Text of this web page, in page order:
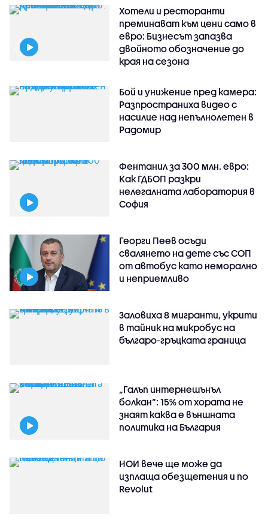
Хотели и ресторанти
преминават към цени само в
евро: Бизнесът запазва
двойното обозначение до
края на сезона
Бой и унижение пред камера:
Разпространиха видео с
насилие над непълнолетен в
Радомир
Фентанил за 300 млн. евро:
Как ГДБОП разкри
нелегалната лаборатория в
София
Георги Пеев осъди
свалянето на дете със СОП
от автобус като неморално
и неприемливо
Заловиха 8 мигранти, укрити
в тайник на микробус на
българо-гръцката граница
„Галъп интернешънъл
болкан“: 15% от хората не
знаят каква е външната
политика на България
НОИ вече ще може да
изплаща обезщетения и по
Revolut